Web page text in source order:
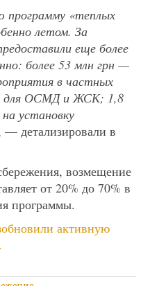
программу «теплых
летом. За
еще более
более 53 млн грн —
в частных
для ОСМД и ЖСК; 1,8
установку
— детализировали в
возмещение
от 20% до 70% в
программы.
активную